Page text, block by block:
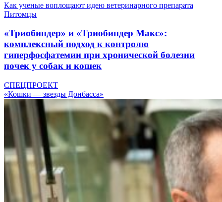
Как ученые воплощают идею ветеринарного препарата
Питомцы
«Триобиндер» и «Триобиндер Макс»:
комплексный подход к контролю
гиперфосфатемии при хронической болезни
почек у собак и кошек
СПЕЦПРОЕКТ
«Кошки — звезды Донбасса»